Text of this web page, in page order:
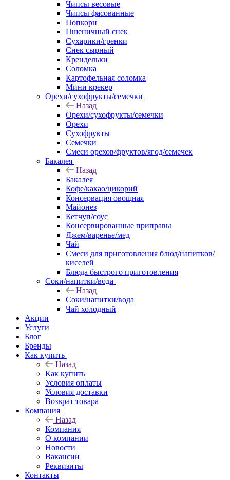
Чипсы весовые
Чипсы фасованные
Попкорн
Пшеничный снек
Сухарики/гренки
Снек сырный
Крендельки
Соломка
Картофельная соломка
Мини крекер
Орехи/сухофрукты/семечки
Назад
Орехи/сухофрукты/семечки
Орехи
Сухофрукты
Семечки
Смеси орехов/фруктов/ягод/семечек
Бакалея
Назад
Бакалея
Кофе/какао/цикорий
Консервация овощная
Майонез
Кетчуп/соус
Консервированные приправы
Джем/варенье/мед
Чай
Смеси для приготовления блюд/напитков/
киселей
Блюда быстрого приготовления
Соки/напитки/вода
Назад
Соки/напитки/вода
Чай холодный
Акции
Услуги
Блог
Бренды
Как купить
Назад
Как купить
Условия оплаты
Условия доставки
Возврат товара
Компания
Назад
Компания
О компании
Новости
Вакансии
Реквизиты
Контакты